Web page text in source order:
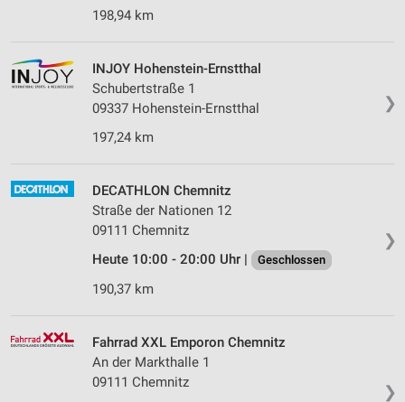
198,94 km
❯
INJOY Hohenstein-Ernstthal
Schubertstraße 1
09337 Hohenstein-Ernstthal
197,24 km
❯
DECATHLON Chemnitz
Straße der Nationen 12
09111 Chemnitz
Heute 10:00 - 20:00 Uhr |
Geschlossen
190,37 km
❯
Fahrrad XXL Emporon Chemnitz
An der Markthalle 1
09111 Chemnitz